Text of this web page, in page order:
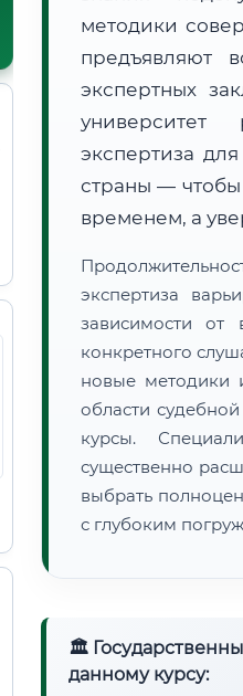
методики
предъявляют
экспертных
университет
экспертиза
страны — чтобы
временем, а
экспертиза
зависимости от
конкретного
новые методики
области
курсы.
существенно
выбрать
с глубоким
🏛
данному курсу: